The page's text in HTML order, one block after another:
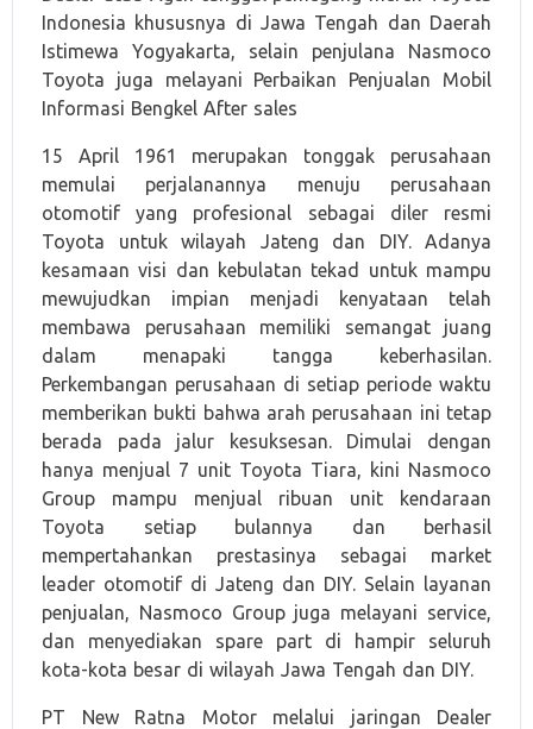
Indonesia khususnya di Jawa Tengah dan Daerah
Istimewa Yogyakarta, selain penjulana Nasmoco
Toyota juga melayani Perbaikan Penjualan Mobil
Informasi Bengkel After sales
15 April 1961 merupakan tonggak perusahaan
memulai perjalanannya menuju perusahaan
otomotif yang profesional sebagai diler resmi
Toyota untuk wilayah Jateng dan DIY. Adanya
kesamaan visi dan kebulatan tekad untuk mampu
mewujudkan impian menjadi kenyataan telah
membawa perusahaan memiliki semangat juang
dalam menapaki tangga keberhasilan.
Perkembangan perusahaan di setiap periode waktu
memberikan bukti bahwa arah perusahaan ini tetap
berada pada jalur kesuksesan. Dimulai dengan
hanya menjual 7 unit Toyota Tiara, kini Nasmoco
Group mampu menjual ribuan unit kendaraan
Toyota setiap bulannya dan berhasil
mempertahankan prestasinya sebagai market
leader otomotif di Jateng dan DIY. Selain layanan
penjualan, Nasmoco Group juga melayani service,
dan menyediakan spare part di hampir seluruh
kota-kota besar di wilayah Jawa Tengah dan DIY.
PT New Ratna Motor melalui jaringan Dealer